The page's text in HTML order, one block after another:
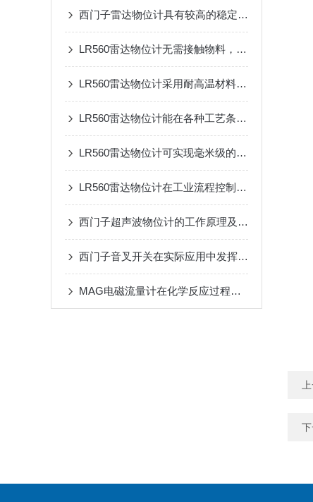
西门子雷达物位计具有较高的稳定性和抗干扰能力
LR560雷达物位计无需接触物料，安装简单方便
LR560雷达物位计采用耐高温材料和防腐蚀设计
LR560雷达物位计能在各种工艺条件下提供准确测量结果
LR560雷达物位计可实现毫米级的物位测量
LR560雷达物位计在工业流程控制和环保监测中广泛应用
西门子超声波物位计的工作原理及应用途径
西门子音叉开关在实际应用中发挥哪些作用？
MAG电磁流量计在化学反应过程中测量腐蚀性液体的流量
下